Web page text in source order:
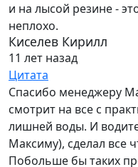
и на лысой резине -
неплохо.
Киселев Кирилл
11 лет назад
Цитата
Спасибо менеджеру
смотрит на все с
лишней воды. И
Максиму), сделал все
Побольше бы таких